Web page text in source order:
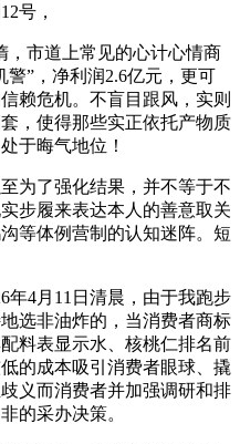
号，
市道上常见的心计心情商
”，净利润2.6亿元，更可
赖危机。不盲目跟风，实则
，使得那些实正依托产物质
于晦气地位！
了强化结果，并不等于不
步履来表达本人的善意取关
等体例营制的认知迷阵。短
4月11日清晨，由于我跑步
选非油炸的，当消费者商标
料表显示水、核桃仁排名前
的成本吸引消费者眼球、撬
义而消费者并加强调研和排
的采办决策。